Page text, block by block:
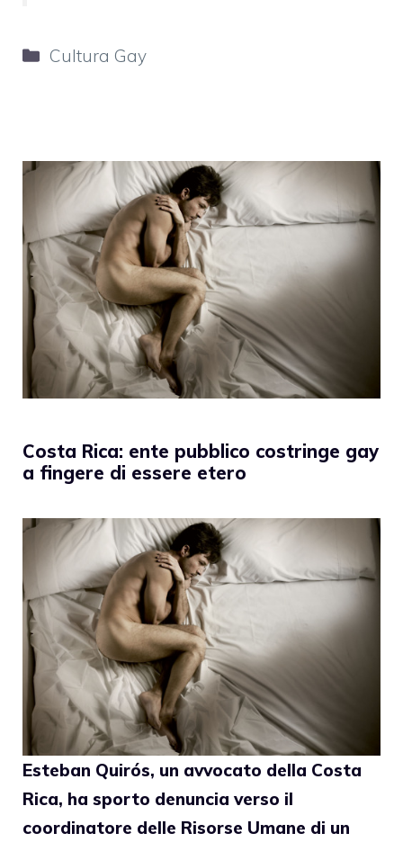
Categorie
Cultura Gay
Costa Rica: ente pubblico costringe gay
a fingere di essere etero
Esteban Quirós, un avvocato della Costa
Rica, ha sporto denuncia verso il
coordinatore delle Risorse Umane di un